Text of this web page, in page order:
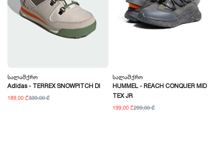
Სალაშქრო
Adidas - TERREX SNOWPITCH DI
189,00 ₾339,00 ₾
Სალაშქრო
HUMMEL - REACH CONQUER MID
TEX JR
199,00 ₾299,00 ₾